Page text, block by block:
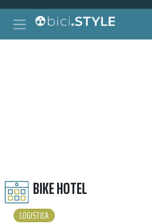
Vai al contenuto
Navigazione principale
Ricerca per:
BIKE HOTEL
LOGISTICA